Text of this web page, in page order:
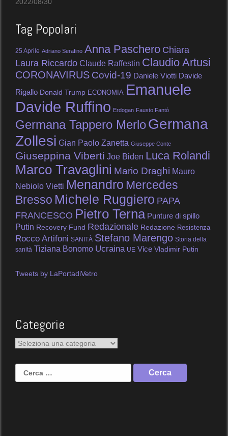
Tag Popolari
25 Aprile Adriano Serafino Anna Paschero Chiara
Laura Riccardo Claude Raffestin Claudio Artusi
CORONAVIRUS Covid-19 Daniele Viotti Davide
Rigallo Donald Trump ECONOMIA Emanuele
Davide Ruffino Erdogan Fausto Fantò
Germana Tappero MerloGermana
Zollesi Gian Paolo Zanetta Giuseppe Conte
Giuseppina Viberti Joe Biden Luca Rolandi
Marco Travaglini Mario Draghi Mauro
Nebiolo Vietti Menandro Mercedes
Bresso Michele Ruggiero PAPA
FRANCESCO Pietro Terna Punture di spillo
Putin Recovery Fund Redazionale Redazione Resistenza
Rocco Artifoni SANITÀ Stefano Marengo Storia della
sanità Tiziana Bonomo Ucraina UE Vice Vladimir Putin
Tweets by LaPortadiVetro
Categorie
Categorie
Ricerca
per: